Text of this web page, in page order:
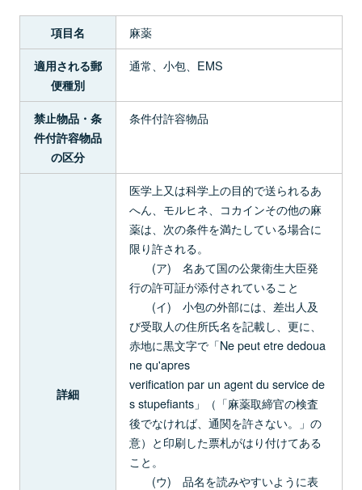
項目名 麻薬
適用される郵
便種別
通常、小包、EMS
禁止物品・条
件付許容物品
の区分
条件付許容物品
詳細
医学上又は科学上の目的で送られるあ
へん、モルヒネ、コカインその他の麻
薬は、次の条件を満たしている場合に
限り許される。
(ア) 名あて国の公衆衛生大臣発
行の許可証が添付されていること
(イ) 小包の外部には、差出人及
び受取人の住所氏名を記載し、更に、
赤地に黒文字で「Ne peut etre dedoua
ne qu'apres
verification par un agent du service de
s stupefiants」（「麻薬取締官の検査
後でなければ、通関を許さない。」の
意）と印刷した票札がはり付けてある
こと。
(ウ) 品名を読みやすいように表